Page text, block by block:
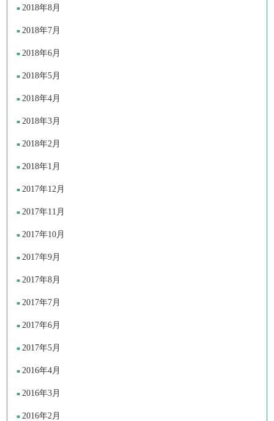
2018年8月
2018年7月
2018年6月
2018年5月
2018年4月
2018年3月
2018年2月
2018年1月
2017年12月
2017年11月
2017年10月
2017年9月
2017年8月
2017年7月
2017年6月
2017年5月
2016年4月
2016年3月
2016年2月